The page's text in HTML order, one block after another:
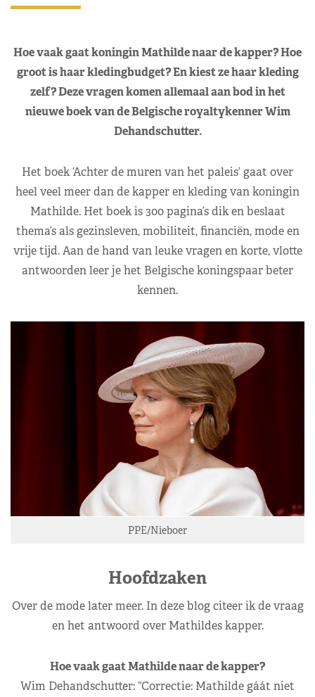
Hoe vaak gaat koningin Mathilde naar de kapper? Hoe
groot is haar kledingbudget? En kiest ze haar kleding
zelf? Deze vragen komen allemaal aan bod in het
nieuwe boek van de Belgische royaltykenner Wim
Dehandschutter.
Het boek ‘Achter de muren van het paleis’ gaat over
heel veel meer dan de kapper en kleding van koningin
Mathilde. Het boek is 300 pagina’s dik en beslaat
thema’s als gezinsleven, mobiliteit, financiën, mode en
vrije tijd. Aan de hand van leuke vragen en korte, vlotte
antwoorden leer je het Belgische koningspaar beter
kennen.
PPE/Nieboer
Hoofdzaken
Over de mode later meer. In deze blog citeer ik de vraag
en het antwoord over Mathildes kapper.
Hoe vaak gaat Mathilde naar de kapper?
Wim Dehandschutter: “Correctie: Mathilde gáát niet